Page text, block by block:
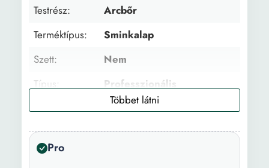
Testrész:
Arcbőr
Terméktípus:
Sminkalap
Szett:
Nem
Típus:
Professzionális
Állag:
Gél
Arcbőr típus:
Száraz Zsíros Vegyes
Pro